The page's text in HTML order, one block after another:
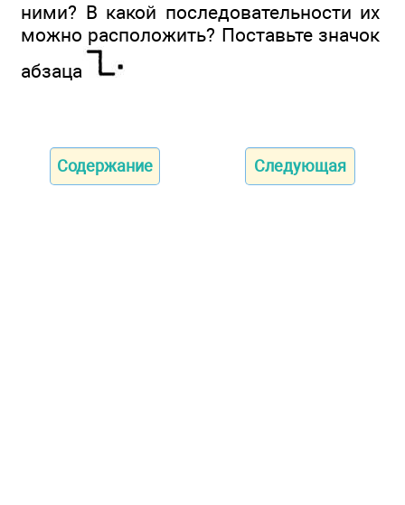
ними? В какой последовательности их
можно расположить? Поставьте значок
абзаца
Содержание Следующая